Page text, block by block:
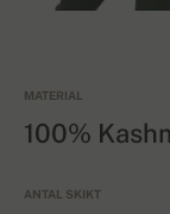
MATERIAL
100%
ANTAL SKIKT